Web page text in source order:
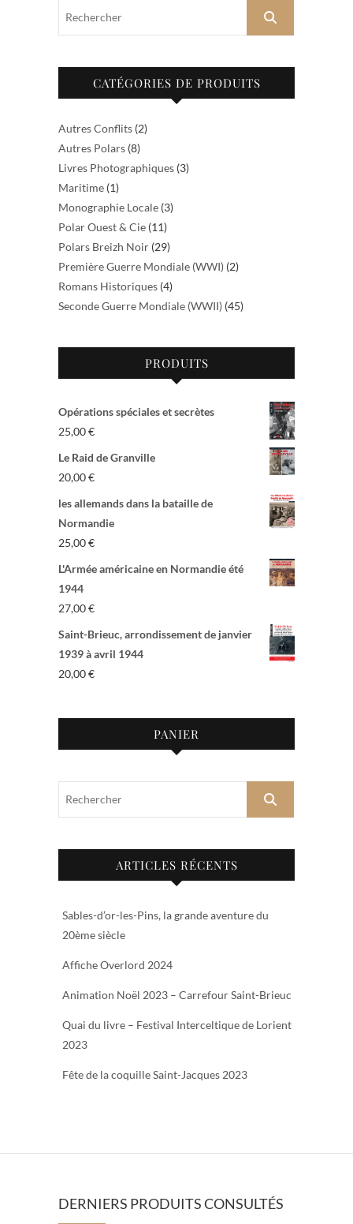
Rechercher
CATÉGORIES DE PRODUITS
Autres Conflits (2)
Autres Polars (8)
Livres Photographiques (3)
Maritime (1)
Monographie Locale (3)
Polar Ouest & Cie (11)
Polars Breizh Noir (29)
Première Guerre Mondiale (WWI) (2)
Romans Historiques (4)
Seconde Guerre Mondiale (WWII) (45)
PRODUITS
Opérations spéciales et secrètes
25,00€
Le Raid de Granville
20,00€
les allemands dans la bataille de
Normandie
25,00€
L'Armée américaine en Normandie été
1944
27,00€
Saint-Brieuc, arrondissement de janvier
1939 à avril 1944
20,00€
PANIER
Rechercher
ARTICLES RÉCENTS
Sables-d’or-les-Pins, la grande aventure du
20ème siècle
Affiche Overlord 2024
Animation Noël 2023 – Carrefour Saint-Brieuc
Quai du livre – Festival Interceltique de Lorient
2023
Fête de la coquille Saint-Jacques 2023
DERNIERS PRODUITS CONSULTÉS